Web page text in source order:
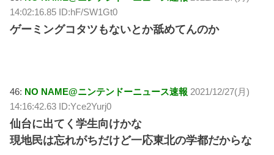
14:02:16.85 ID:hF/SW1Gt0
ゲーミングコタツもないとか舐めてんのか
46: NO NAME@ニンテンドーニュース速報 2021/12/27(月)
14:16:42.63 ID:Yce2Yurj0
仙台に出てく学生向けかな
現地民は忘れがちだけど一応東北の学都だからな